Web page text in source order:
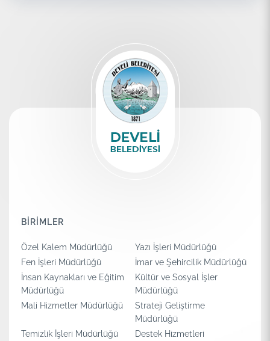
BİRİMLER
Özel Kalem Müdürlüğü
Yazı İşleri Müdürlüğü
Fen İşleri Müdürlüğü
İmar ve Şehircilik Müdürlüğü
İnsan Kaynakları ve Eğitim
Müdürlüğü
Kültür ve Sosyal İşler
Müdürlüğü
Mali Hizmetler Müdürlüğü
Strateji Geliştirme
Müdürlüğü
Temizlik İşleri Müdürlüğü
Destek Hizmetleri